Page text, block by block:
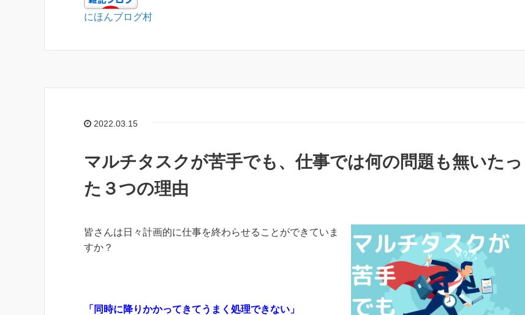
にほんブログ村
2022.03.15
マルチタスクが苦手でも、仕事では何の問題も無いたっ
た３つの理由
皆さんは日々計画的に仕事を終わらせることができていま
すか？
「同時に降りかかってきてうまく処理できない」